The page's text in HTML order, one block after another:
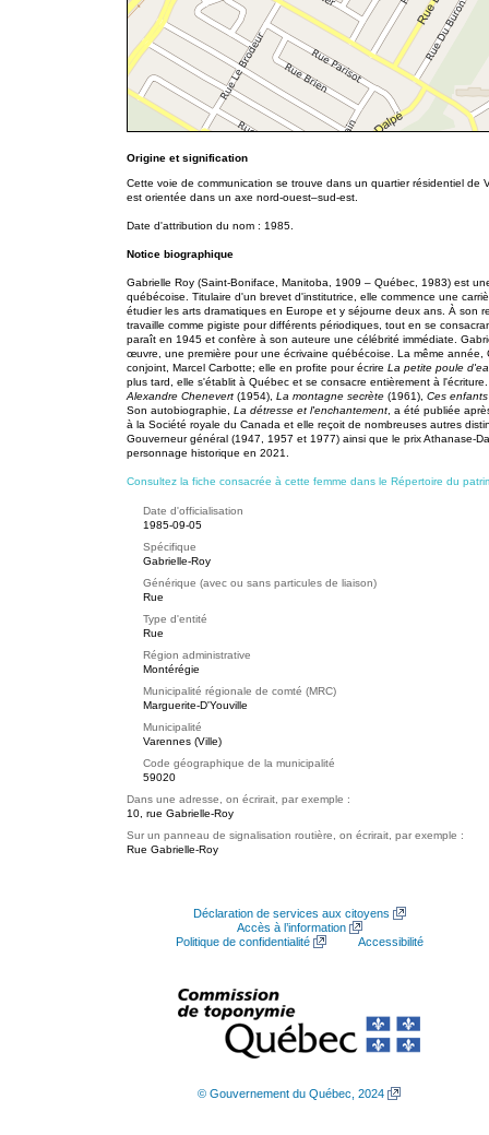
Origine et signification
Cette voie de communication se trouve dans un quartier résidentiel de
est orientée dans un axe nord-ouest–sud-est.
Date d'attribution du nom : 1985.
Notice biographique
Gabrielle Roy (Saint-Boniface, Manitoba, 1909 – Québec, 1983) est
québécoise. Titulaire d'un brevet d'institutrice, elle commence une
étudier les arts dramatiques en Europe et y séjourne deux ans. À son
travaille comme pigiste pour différents périodiques, tout en se
paraît en 1945 et confère à son auteure une célébrité immédiate.
œuvre, une première pour une écrivaine québécoise. La même
conjoint, Marcel Carbotte; elle en profite pour écrire La petite poule
plus tard, elle s'établit à Québec et se consacre entièrement à
Alexandre Chenevert (1954), La montagne secrète (1961), Ces
Son autobiographie, La détresse et l'enchantement , a été publiée
à la Société royale du Canada et elle reçoit de nombreuses autres
Gouverneur général (1947, 1957 et 1977) ainsi que le prix Athanase-
personnage historique en 2021.
Consultez la fiche consacrée à cette femme dans le Répertoire du
Date d'officialisation
1985-09-05
Spécifique
Gabrielle-Roy
Générique (avec ou sans particules de liaison)
Rue
Type d'entité
Rue
Région administrative
Montérégie
Municipalité régionale de comté (MRC)
Marguerite-D'Youville
Municipalité
Varennes (Ville)
Code géographique de la municipalité
59020
Dans une adresse, on écrirait, par exemple :
10, rue Gabrielle-Roy
Sur un panneau de signalisation routière, on écrirait, par exemple :
Rue Gabrielle-Roy
Déclaration de services aux citoyens
Accès à l’information
Politique de confidentialité
Accessibilité
© Gouvernement du Québec, 2024